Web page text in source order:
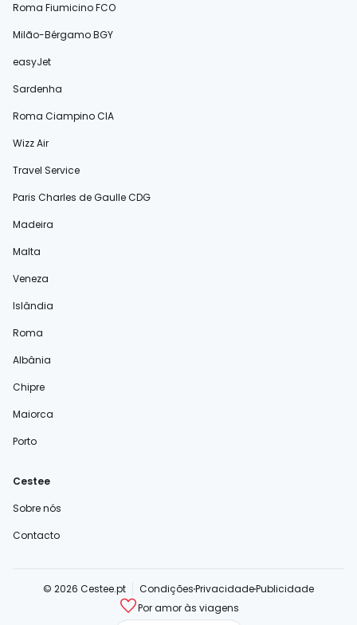
Roma Fiumicino FCO
Milão-Bérgamo BGY
easyJet
Sardenha
Roma Ciampino CIA
Wizz Air
Travel Service
Paris Charles de Gaulle CDG
Madeira
Malta
Veneza
Islândia
Roma
Albânia
Chipre
Maiorca
Porto
Cestee
Sobre nós
Contacto
© 2026 Cestee.pt CondiçõesPrivacidadePublicidade
Por amor às viagens
cestee.com